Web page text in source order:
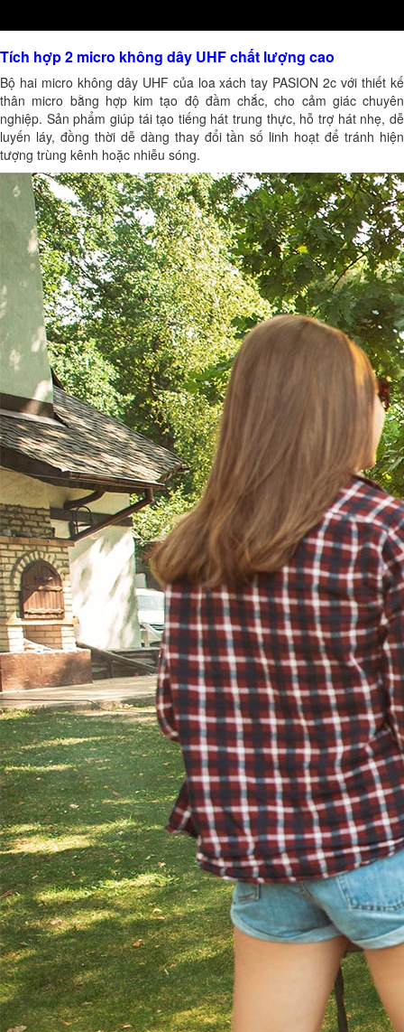
Tích hợp 2 micro không dây UHF chất lượng cao
Bộ hai micro không dây UHF của loa xách tay PASION 2c với thiết kế
thân micro bằng hợp kim tạo độ đầm chắc, cho cảm giác chuyên
nghiệp. Sản phẩm giúp tái tạo tiếng hát trung thực, hỗ trợ hát nhẹ, dễ
luyến láy, đồng thời dễ dàng thay đổi tần số linh hoạt để tránh hiện
tượng trùng kênh hoặc nhiễu sóng.